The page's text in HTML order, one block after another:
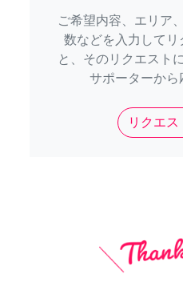
ご希望内容、エリア
数などを入力してリ
と、そのリクエスト
サポーターから
リクエス